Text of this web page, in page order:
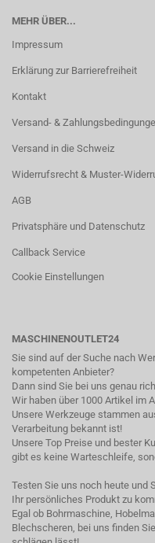
MEHR ÜBER...
Impressum
Erklärung zur Barrierefreiheit
Kontakt
Versand- &
Versand in die Schweiz
Widerrufsrecht & Muster-
AGB
Privatsphäre und Datenschutz
Callback Service
Cookie Einstellungen
MASCHINENOUTLET24
Sie sind auf der Suche nach
kompetenten Anbieter?
Dann sind Sie bei uns genau
Wir haben über 1000 Artikel im
Unsere Werkzeuge stammen
Verarbeitung bekannt ist!
Unsere Top Preise und bester
gibt es keine Warteschleife,
Testen Sie uns noch heute und
Ihr persönliches Produkt zu
Egal ob Bohrmaschine,
Blechscheren, bei uns finden